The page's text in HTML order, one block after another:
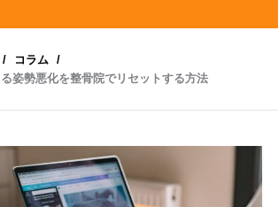
コラム
姿勢悪化を整骨院でリセットする方法